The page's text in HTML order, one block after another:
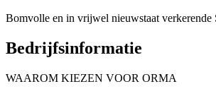
Bomvolle en in vrijwel nieuwstaat verkerende
Bedrijfsinformatie
WAAROM KIEZEN VOOR ORMA